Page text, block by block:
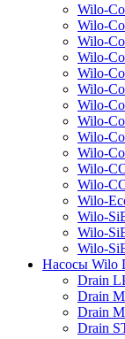
Wilo-
Wilo-
Wilo-
Wilo-
Wilo-
Wilo-
Wilo-
Wilo-
Wilo-
Wilo-
Wilo-
Wilo-
Wilo-
Wilo-
Wilo-
Wilo-
Насосы Wilo
Drain
Drain
Drain
Drain